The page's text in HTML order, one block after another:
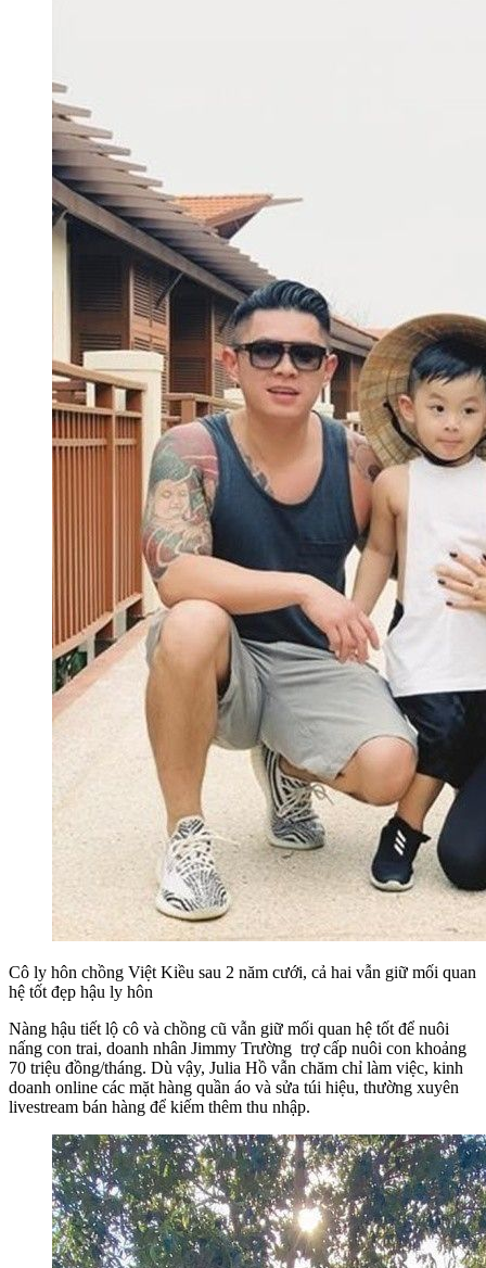
Cô ly hôn chồng Việt Kiều sau 2 năm cưới, cả hai vẫn giữ mối quan
hệ tốt đẹp hậu ly hôn
Nàng hậu tiết lộ cô và chồng cũ vẫn giữ mối quan hệ tốt để nuôi
nấng con trai, doanh nhân Jimmy Trường trợ cấp nuôi con khoảng
70 triệu đồng/tháng. Dù vậy, Julia Hồ vẫn chăm chỉ làm việc, kinh
doanh online các mặt hàng quần áo và sửa túi hiệu, thường xuyên
livestream bán hàng để kiếm thêm thu nhập.